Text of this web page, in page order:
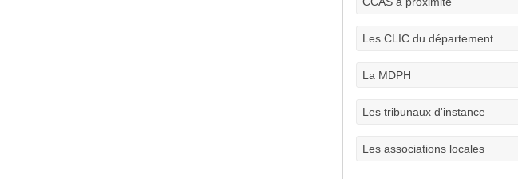
Les CLIC du département
La MDPH
Les tribunaux d'instance
Les associations locales